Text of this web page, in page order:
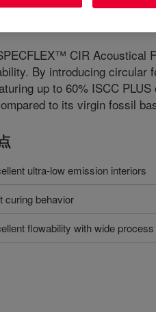
CIR Acoustical
By introducing circular
up to 60% ISCC
to its virgin fossil
ultra-low emission interiors
curing behavior
flowability with wide